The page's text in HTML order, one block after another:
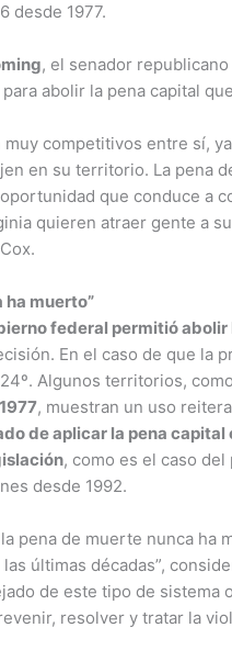
desde 1977.
, el senador
abolir la pena capital
muy competitivos entre sí,
en su territorio. La pena
que conduce a
quieren atraer gente a
ha muerto”
federal permitió abolir
En el caso de que la
Algunos territorios,
, muestran un uso
de aplicar la pena
, como es el caso
desde 1992.
pena de muerte nunca ha
últimas décadas”,
de este tipo de sistema
resolver y tratar la